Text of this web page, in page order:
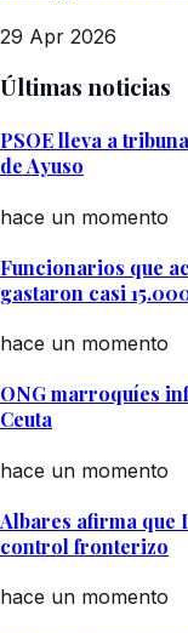
29 Apr 2026
Últimas noticias
PSOE lleva a
de Ayuso
hace un momento
Funcionarios que
gastaron casi
hace un momento
ONG marroquíes
Ceuta
hace un momento
Albares afirma que
control fronterizo
hace un momento